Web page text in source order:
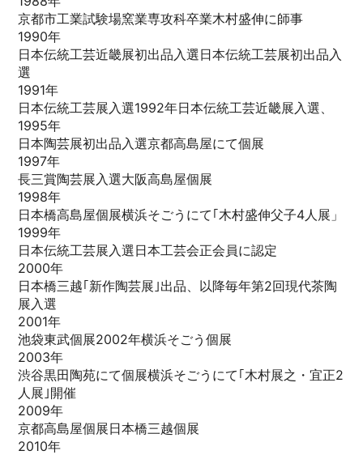
京都市工業試験場窯業専攻科卒業木村盛伸に師事
1990年
日本伝統工芸近畿展初出品入選日本伝統工芸展初出品入
選
1991年
日本伝統工芸展入選1992年日本伝統工芸近畿展入選、
1995年
日本陶芸展初出品入選京都高島屋にて個展
1997年
長三賞陶芸展入選大阪高島屋個展
1998年
日本橋高島屋個展横浜そごうにて｢木村盛伸父子4人展」
1999年
日本伝統工芸展入選日本工芸会正会員に認定
2000年
日本橋三越｢新作陶芸展｣出品、以降毎年第2回現代茶陶
展入選
2001年
池袋東武個展2002年横浜そごう個展
2003年
渋谷黒田陶苑にて個展横浜そごうにて｢木村展之・宜正2
人展｣開催
2009年
京都高島屋個展日本橋三越個展
2010年